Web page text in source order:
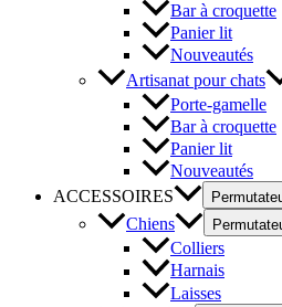
Bar à croquette
Panier lit
Nouveautés
Artisanat pour chats
Porte-gamelle
Bar à croquette
Panier lit
Nouveautés
ACCESSOIRES
Chiens
Colliers
Harnais
Laisses